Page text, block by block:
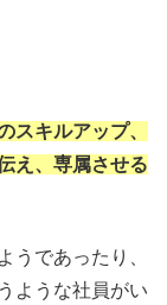
スキルアップ、
え、専属させる
うであったり、
ような社員がい